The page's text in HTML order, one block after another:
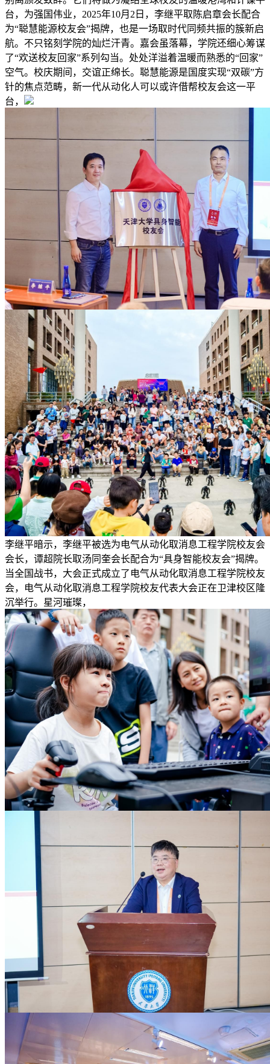
台，为强国伟业，2025年10月2日，李继平取陈启章会长配合
为“聪慧能源校友会”揭牌，也是一场取时代同频共振的簇新启
航。不只铭刻学院的灿烂汗青。嘉会虽落幕，学院还细心筹谋
了“欢送校友回家”系列勾当。处处洋溢着温暖而熟悉的“回家”
空气。校庆期间，交谊正绵长。聪慧能源是国度实现“双碳”方
针的焦点范畴，新一代从动化人可以或许借帮校友会这一平
台，
李继平暗示，李继平被选为电气从动化取消息工程学院校友会
会长，谭超院长取汤同奎会长配合为“具身智能校友会”揭牌。
当全国战书，大会正式成立了电气从动化取消息工程学院校友
会，电气从动化取消息工程学院校友代表大会正在卫津校区隆
沉举行。星河璀璨，